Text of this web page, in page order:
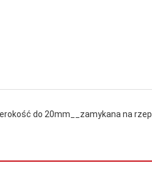
do 20mm__zamykana na rzep